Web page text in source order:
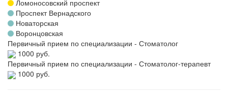
Ломоносовский проспект
Проспект Вернадского
Новаторская
Воронцовская
Первичный прием по специализации - Стоматолог
1000 руб.
Первичный прием по специализации - Стоматолог-терапевт
1000 руб.